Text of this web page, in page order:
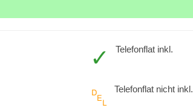
Telefonflat inkl.
Telefonflat nicht inkl.